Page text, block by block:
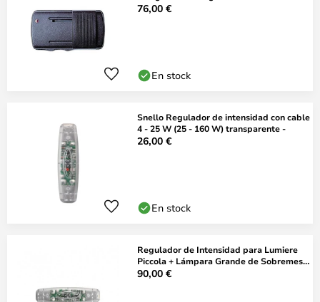
76,00 €
En stock
Snello Regulador de intensidad con cable
4 - 25 W (25 - 160 W) transparente -
26,00 €
En stock
Regulador de Intensidad para Lumiere
Piccola + Lámpara Grande de Sobremesa
- F
90,00 €